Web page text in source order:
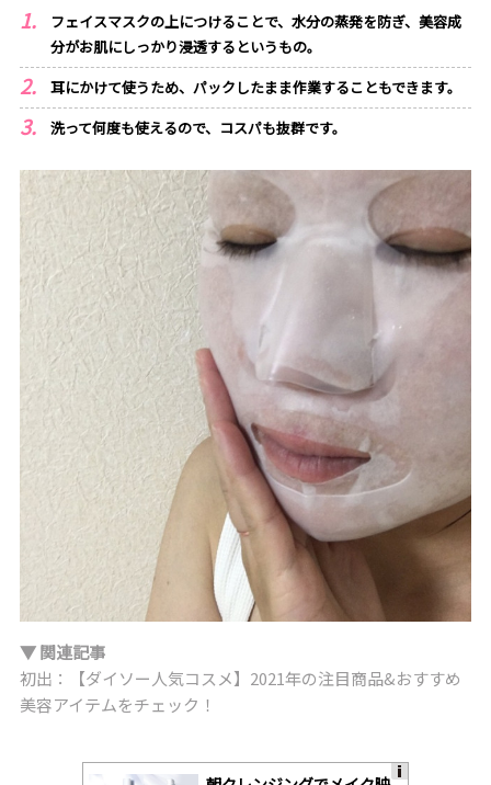
フェイスマスクの上につけることで、水分の蒸発を防ぎ、美容成
分がお肌にしっかり浸透するというもの。
耳にかけて使うため、パックしたまま作業することもできます。
洗って何度も使えるので、コスパも抜群です。
▼ 関連記事
初出：【ダイソー人気コスメ】2021年の注目商品&おすすめ
美容アイテムをチェック！